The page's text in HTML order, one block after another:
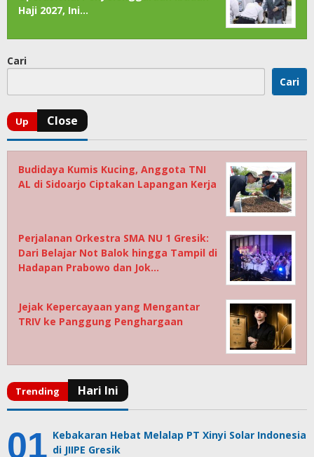
Haji 2027, Ini…
Cari
Cari
Budidaya Kumis Kucing, Anggota TNI
AL di Sidoarjo Ciptakan Lapangan Kerja
Perjalanan Orkestra SMA NU 1 Gresik:
Dari Belajar Not Balok hingga Tampil di
Hadapan Prabowo dan Jok…
Jejak Kepercayaan yang Mengantar
TRIV ke Panggung Penghargaan
Kebakaran Hebat Melalap PT Xinyi Solar Indonesia
di JIIPE Gresik